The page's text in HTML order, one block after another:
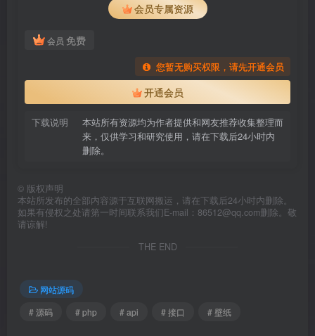
会员专属资源
会员 免费
您暂无购买权限，请先开通会员
开通会员
下载说明
本站所有资源均为作者提供和网友推荐收集整理而
来，仅供学习和研究使用，请在下载后24小时内
删除。
© 版权声明
本站所发布的全部内容源于互联网搬运，请在下载后24小时内删除。
如果有侵权之处请第一时间联系我们E-mail：86512@qq.com删除。敬
请谅解!
THE END
网站源码
# 源码
# php # api # 接口 # 壁纸